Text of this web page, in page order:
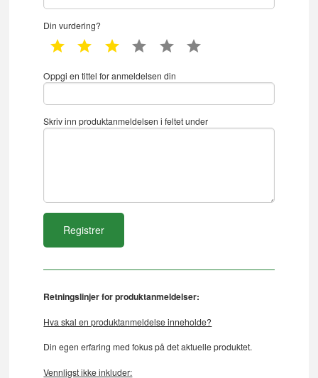
Din vurdering?
1 star 2 star 3 star 4 star 5 star
Oppgi en tittel for anmeldelsen din
Skriv inn produktanmeldelsen i feltet under
Retningslinjer for produktanmeldelser:
Hva skal en produktanmeldelse inneholde?
Din egen erfaring med fokus på det aktuelle produktet.
Vennligst ikke inkluder: